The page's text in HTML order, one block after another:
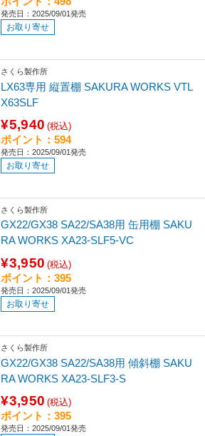
発売日：2025/09/01発売
お取り寄せ
さくら製作所
LX63専用 縦置棚 SAKURA WORKS VTL
X63SLF
¥5,940 (税込)
ポイント：594
発売日：2025/09/01発売
お取り寄せ
さくら製作所
GX22/GX38 SA22/SA38用 缶用棚 SAKU
RA WORKS XA23-SLF5-VC
¥3,950 (税込)
ポイント：395
発売日：2025/09/01発売
お取り寄せ
さくら製作所
GX22/GX38 SA22/SA38用 傾斜棚 SAKU
RA WORKS XA23-SLF3-S
¥3,950 (税込)
ポイント：395
発売日：2025/09/01発売